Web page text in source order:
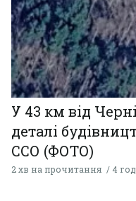
У 43 км від
деталі
ССО (ФОТО)
2 хв на прочитання 4